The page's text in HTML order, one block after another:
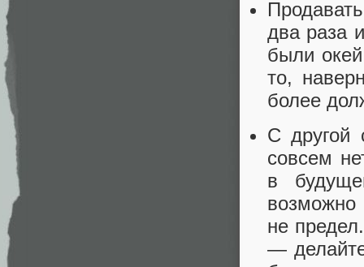
два раза
были
то,
более
С другой
совсем
в
не
—